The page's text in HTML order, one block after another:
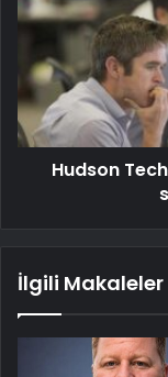
Hudson
İlgili Makaleler